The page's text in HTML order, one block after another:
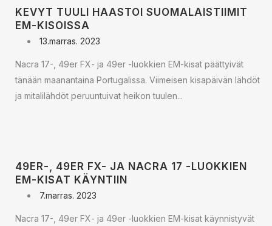
KEVYT TUULI HAASTOI SUOMALAISTIIMIT
EM-KISOISSA
13.marras. 2023
Nacra 17-, 49er FX- ja 49er -luokkien EM-kisat päättyivät
tänään maanantaina Portugalissa. Viimeisen kisapäivän lähdöt
ja mitalilähdöt peruuntuivat heikon tuulen...
49ER-, 49ER FX- JA NACRA 17 -LUOKKIEN
EM-KISAT KÄYNTIIN
7.marras. 2023
Nacra 17-, 49er FX- ja 49er -luokkien EM-kisat käynnistyvät